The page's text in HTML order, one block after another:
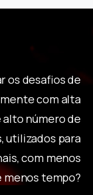
os desafios de
com alta
alto número de
utilizados para
com menos
menos tempo?